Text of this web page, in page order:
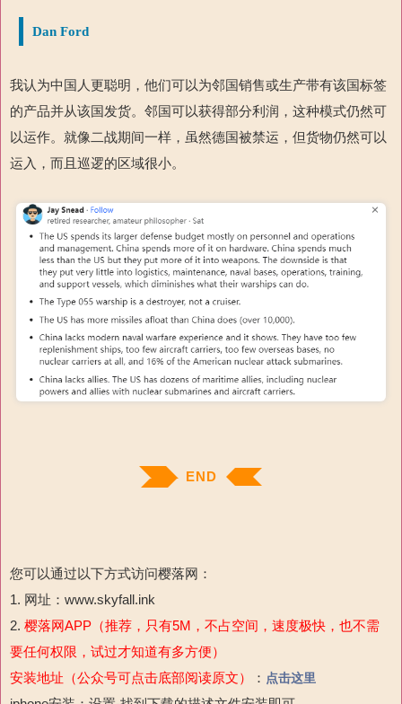
Dan Ford
我认为中国人更聪明，他们可以为邻国销售或生产带有该国标签
的产品并从该国发货。邻国可以获得部分利润，这种模式仍然可
以运作。就像二战期间一样，虽然德国被禁运，但货物仍然可以
运入，而且巡逻的区域很小。
END
您可以通过以下方式访问樱落网：
1. 网址：www.skyfall.ink
2. 樱落网APP（推荐，只有5M，不占空间，速度极快，也不需
要任何权限，试过才知道有多方便）
安装地址（公众号可点击底部阅读原文）
： 点击这里